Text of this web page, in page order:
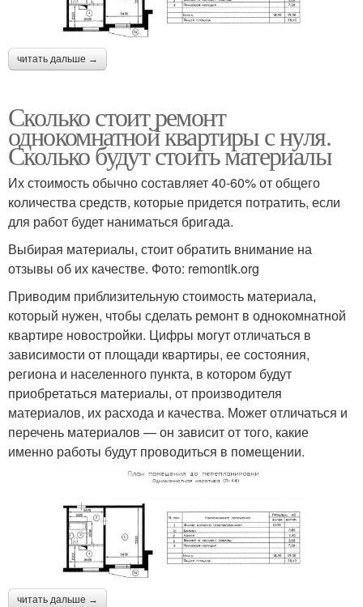
читать дальше →
Сколько стоит ремонт
однокомнатной квартиры с нуля.
Сколько будут стоить материалы
Их стоимость обычно составляет 40-60% от общего
количества средств, которые придется потратить, если
для работ будет наниматься бригада.
Выбирая материалы, стоит обратить внимание на
отзывы об их качестве. Фото: remontik.org
Приводим приблизительную стоимость материала,
который нужен, чтобы сделать ремонт в однокомнатной
квартире новостройки. Цифры могут отличаться в
зависимости от площади квартиры, ее состояния,
региона и населенного пункта, в котором будут
приобретаться материалы, от производителя
материалов, их расхода и качества. Может отличаться и
перечень материалов — он зависит от того, какие
именно работы будут проводиться в помещении.
читать дальше →